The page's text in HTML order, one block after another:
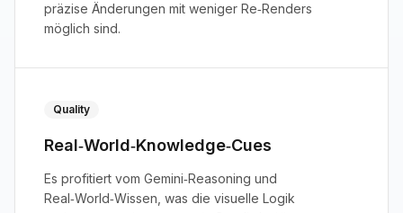
präzise Änderungen mit weniger Re‑Renders
möglich sind.
Quality
Real‑World‑Knowledge‑Cues
Es profitiert vom Gemini‑Reasoning und
Real‑World‑Wissen, was die visuelle Logik